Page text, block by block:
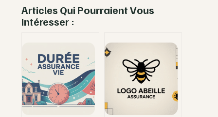
Articles Qui Pourraient Vous
Intéresser :